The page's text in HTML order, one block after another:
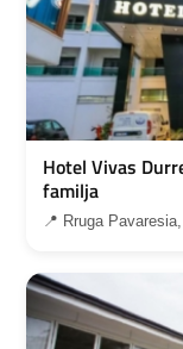
Hotel Vivas
familja
📍 Rruga